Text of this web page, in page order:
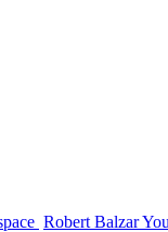
Robert Balzar